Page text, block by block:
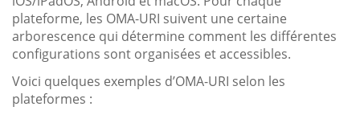
plateforme, les OMA-URI suivent une certaine
arborescence qui détermine comment les différentes
configurations sont organisées et accessibles.
Voici quelques exemples d’OMA-URI selon les
plateformes :